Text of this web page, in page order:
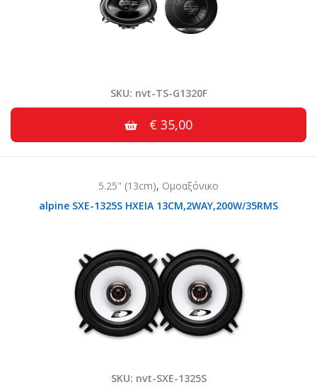
SKU: nvt-TS-G1320F
€ 35,00
5.25" (13cm), Ομοαξόνικο
alpine SXE-1325S HXEIA 13CM,2WAY,200W/35RMS
SKU: nvt-SXE-1325S